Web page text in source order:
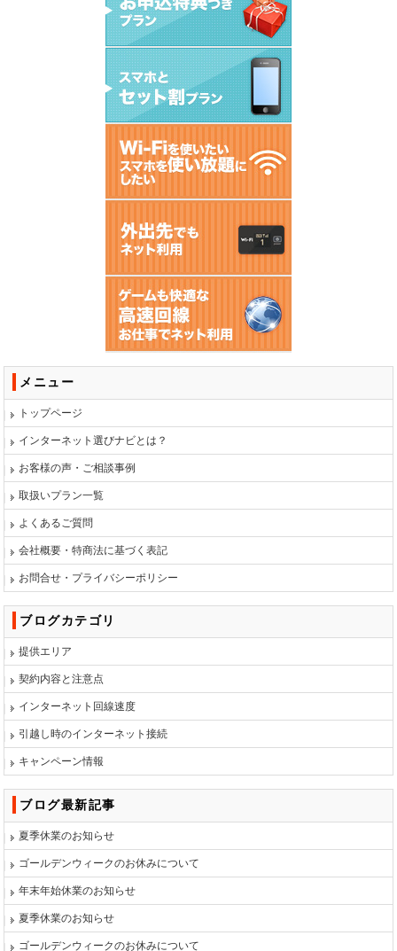
メニュー
トップページ
インターネット選びナビとは？
お客様の声・ご相談事例
取扱いプラン一覧
よくあるご質問
会社概要・特商法に基づく表記
お問合せ・プライバシーポリシー
ブログカテゴリ
提供エリア
契約内容と注意点
インターネット回線速度
引越し時のインターネット接続
キャンペーン情報
ブログ最新記事
夏季休業のお知らせ
ゴールデンウィークのお休みについて
年末年始休業のお知らせ
夏季休業のお知らせ
ゴールデンウィークのお休みについて